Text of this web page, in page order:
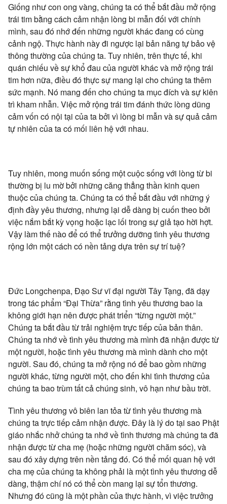
Giống như con ong vàng, chúng ta có thể bắt đầu mở rộng
trái tim bằng cách cảm nhận lòng bi mẫn đối với chính
mình, sau đó nhớ đến những người khác đang có cùng
cảnh ngộ. Thực hành này đi ngược lại bản năng tự bảo vệ
thông thường của chúng ta. Tuy nhiên, trên thực tế, khi
quán chiếu về sự khổ đau của người khác và mở rộng trái
tim hơn nữa, điều đó thực sự mang lại cho chúng ta thêm
sức mạnh. Nó mang đến cho chúng ta mục đích và sự kiên
trì kham nhẫn. Việc mở rộng trái tim đánh thức lòng dũng
cảm vốn có nội tại của ta bởi vì lòng bi mẫn và sự quả cảm
tự nhiên của ta có mối liên hệ với nhau.
Tuy nhiên, mong muốn sống một cuộc sống với lòng từ bi
thường bị lu mờ bởi những căng thẳng thần kinh quen
thuộc của chúng ta. Chúng ta có thể bắt đầu với những ý
định đầy yêu thương, nhưng lại dễ dàng bị cuốn theo bởi
việc nắm bắt kỳ vọng hoặc lạc lối trong sự giả tạo hời hợt.
Vậy làm thế nào để có thể trưởng dưỡng tình yêu thương
rộng lớn một cách có nền tảng dựa trên sự trí tuệ?
Đức Longchenpa, Đạo Sư vĩ đại người Tây Tạng, đã dạy
trong tác phẩm “Đại Thừa” rằng tình yêu thương bao la
không giới hạn nên được phát triển “từng người một.”
Chúng ta bắt đầu từ trải nghiệm trực tiếp của bản thân.
Chúng ta nhớ về tình yêu thương mà mình đã nhận được từ
một người, hoặc tình yêu thương mà mình dành cho một
người. Sau đó, chúng ta mở rộng nó để bao gồm những
người khác, từng người một, cho đến khi tình thương của
chúng ta bao trùm tất cả chúng sinh, vô hạn như bầu trời.
Tình yêu thương vô biên lan tỏa từ tình yêu thương mà
chúng ta trực tiếp cảm nhận được. Đây là lý do tại sao Phật
giáo nhắc nhở chúng ta nhớ về tình thương mà chúng ta đã
nhận được từ cha mẹ (hoặc những người chăm sóc), và
sau đó xây dựng trên nền tảng đó. Có thể mối quan hệ với
cha mẹ của chúng ta không phải là một tình yêu thương dễ
dàng, thậm chí nó có thể còn mang lại sự tổn thương.
Nhưng đó cũng là một phần của thực hành, vì việc trưởng